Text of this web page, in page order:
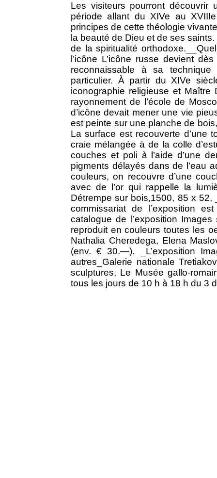
Les visiteurs pourront découvrir
période allant du XIVe au
principes de cette théologie
la beauté de Dieu et de ses
de la spiritualité
l’icône L’icône russe devient
reconnaissable à sa
particulier. À partir du XIVe
iconographie religieuse et
rayonnement de l’école de
d’icône devait mener une vie
est peinte sur une planche de
La surface est recouverte d’une
craie mélangée à de la colle
couches et poli à l’aide d’une
pigments délayés dans de l’eau
couleurs, on recouvre d’une
avec de l’or qui rappelle la
Détrempe sur bois,1500, 85 x 52,
commissariat de l’exposition
catalogue de l’exposition
reproduit en couleurs toutes les
Nathalia Cheredega, Elena
(env. € 30.—). _L’exposition
autres_Galerie nationale
sculptures, Le Musée gallo-
tous les jours de 10 h à 18 h du 3